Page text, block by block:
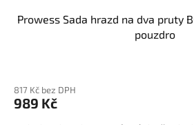
Prowess Sada hrazd na dva pruty
pouzdro
produktu
je
817 Kč bez DPH
989 Kč